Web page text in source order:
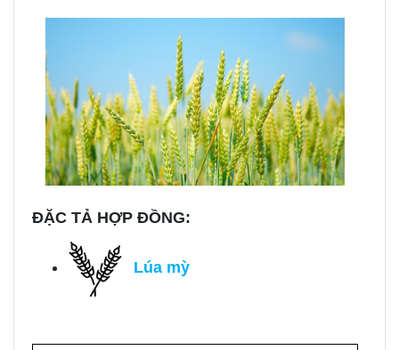
ĐẶC TẢ HỢP ĐỒNG:
Lúa mỳ